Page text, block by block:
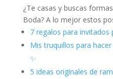
¿Te casas y buscas
Boda? A lo mejor estos
7 regalos para
Mis truquillos para
✨
5 ideas originales de